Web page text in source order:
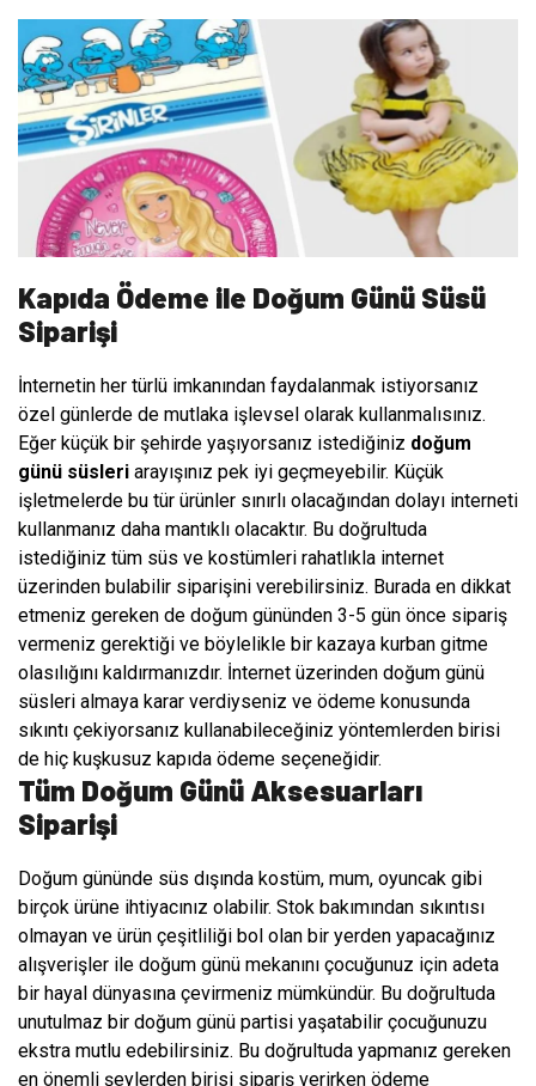
Kapıda Ödeme ile Doğum Günü Süsü
Siparişi
İnternetin her türlü imkanından faydalanmak istiyorsanız
özel günlerde de mutlaka işlevsel olarak kullanmalısınız.
Eğer küçük bir şehirde yaşıyorsanız istediğiniz doğum
günü süsleri arayışınız pek iyi geçmeyebilir. Küçük
işletmelerde bu tür ürünler sınırlı olacağından dolayı interneti
kullanmanız daha mantıklı olacaktır. Bu doğrultuda
istediğiniz tüm süs ve kostümleri rahatlıkla internet
üzerinden bulabilir siparişini verebilirsiniz. Burada en dikkat
etmeniz gereken de doğum gününden 3-5 gün önce sipariş
vermeniz gerektiği ve böylelikle bir kazaya kurban gitme
olasılığını kaldırmanızdır. İnternet üzerinden doğum günü
süsleri almaya karar verdiyseniz ve ödeme konusunda
sıkıntı çekiyorsanız kullanabileceğiniz yöntemlerden birisi
de hiç kuşkusuz kapıda ödeme seçeneğidir.
Tüm Doğum Günü Aksesuarları
Siparişi
Doğum gününde süs dışında kostüm, mum, oyuncak gibi
birçok ürüne ihtiyacınız olabilir. Stok bakımından sıkıntısı
olmayan ve ürün çeşitliliği bol olan bir yerden yapacağınız
alışverişler ile doğum günü mekanını çocuğunuz için adeta
bir hayal dünyasına çevirmeniz mümkündür. Bu doğrultuda
unutulmaz bir doğum günü partisi yaşatabilir çocuğunuzu
ekstra mutlu edebilirsiniz. Bu doğrultuda yapmanız gereken
en önemli şeylerden birisi sipariş verirken ödeme